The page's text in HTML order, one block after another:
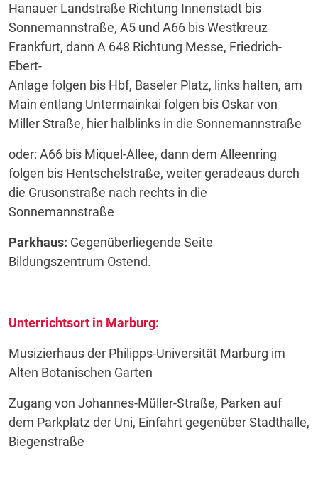
Hanauer Landstraße Richtung Innenstadt bis
Sonnemannstraße, A5 und A66 bis Westkreuz
Frankfurt, dann A 648 Richtung Messe, Friedrich-
Ebert-
Anlage folgen bis Hbf, Baseler Platz, links halten, am
Main entlang Untermainkai folgen bis Oskar von
Miller Straße, hier halblinks in die Sonnemannstraße
oder: A66 bis Miquel-Allee, dann dem Alleenring
folgen bis Hentschelstraße, weiter geradeaus durch
die Grusonstraße nach rechts in die
Sonnemannstraße
Parkhaus: Gegenüberliegende Seite
Bildungszentrum Ostend.
Unterrichtsort in Marburg:
Musizierhaus der Philipps-Universität Marburg im
Alten Botanischen Garten
Zugang von Johannes-Müller-Straße, Parken auf
dem Parkplatz der Uni, Einfahrt gegenüber Stadthalle,
Biegenstraße